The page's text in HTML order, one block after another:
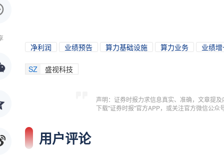
净利润 业绩预告 算力基础设施 算力业务 业绩
SZ 盛视科技
声明：证券时报力求信息真实、准确，文章提
下载"证券时报"官方APP，或关注官方微信公
用户评论